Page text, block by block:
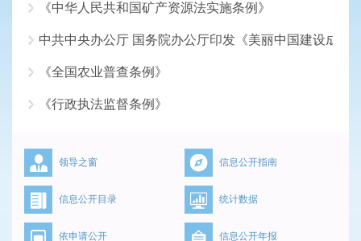
《中华人民共和国矿产资源法实施条例》
中共中央办公厅 国务院办公厅印发《美丽中国建设成效
《全国农业普查条例》
《行政执法监督条例》
领导之窗 信息公开指南
信息公开目录 统计数据
依申请公开 信息公开年报